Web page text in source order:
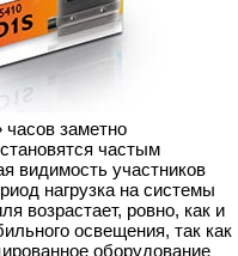
заметно
частым
видимость участников
нагрузка на системы
возрастает, ровно, как и
освещения, так как
оборудование